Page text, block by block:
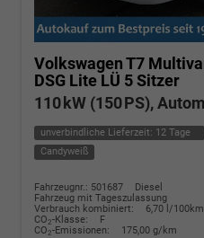
Volkswagen T7
DSG Lite LÜ 5 Sitzer
110 kW (150 PS),
unverbindliche Lieferzeit: 12 Tage
Candyweiß
Fahrzeugnr.: 501687
Diesel
Fahrzeug mit Tageszulassung
Verbrauch kombiniert:
6,70 l/100km
CO2-Klasse:
F
CO2-Emissionen: 175,00 g/km